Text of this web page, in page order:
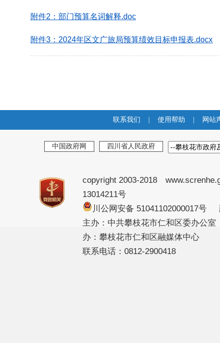
附件2：部门预算名词解释.doc
附件3：2024年区文广旅局预算绩效目标申报表.docx
联系我们 使用帮助 网站
中国政府网 四川省人民政府
copyright 2003-2018
13014211号
川公网安备 51041102000017
主办：中共攀枝花市仁和区委办公
办：攀枝花市仁和区融媒体中心
联系电话：0812-2900418